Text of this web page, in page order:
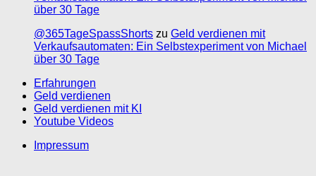
über 30 Tage
@365TageSpassShorts zu Geld verdienen mit
Verkaufsautomaten: Ein Selbstexperiment von Michael
über 30 Tage
Erfahrungen
Geld verdienen
Geld verdienen mit KI
Youtube Videos
Impressum